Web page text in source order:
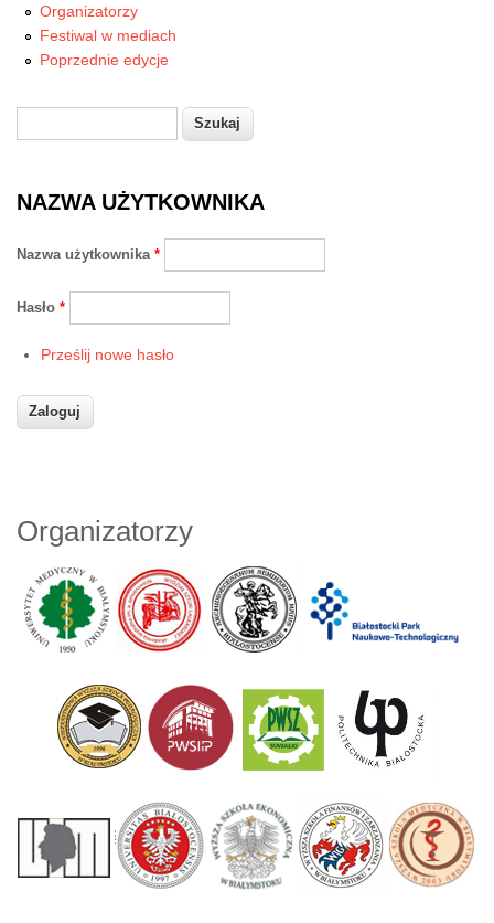
Organizatorzy
Festiwal w mediach
Poprzednie edycje
Formularz wyszukiwania
NAZWA UŻYTKOWNIKA
Nazwa użytkownika *
Hasło *
Prześlij nowe hasło
Organizatorzy